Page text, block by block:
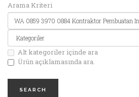
Arama Kriteri
Alt kategoriler içinde ara
Ürün açıklamasında ara.